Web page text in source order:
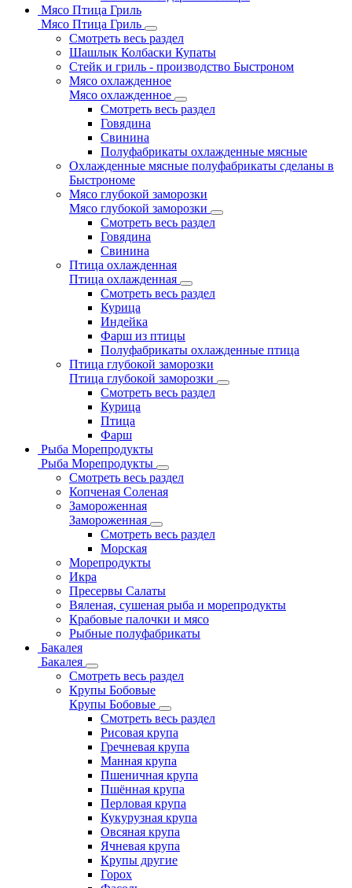
Мясо Птица Гриль
Мясо Птица Гриль
Смотреть весь раздел
Шашлык Колбаски Купаты
Стейк и гриль - производство Быстроном
Мясо охлажденное
Мясо охлажденное
Смотреть весь раздел
Говядина
Свинина
Полуфабрикаты охлажденные мясные
Охлажденные мясные полуфабрикаты сделаны в
Быстрономе
Мясо глубокой заморозки
Мясо глубокой заморозки
Смотреть весь раздел
Говядина
Свинина
Птица охлажденная
Птица охлажденная
Смотреть весь раздел
Курица
Индейка
Фарш из птицы
Полуфабрикаты охлажденные птица
Птица глубокой заморозки
Птица глубокой заморозки
Смотреть весь раздел
Курица
Птица
Фарш
Рыба Морепродукты
Рыба Морепродукты
Смотреть весь раздел
Копченая Соленая
Замороженная
Замороженная
Смотреть весь раздел
Морская
Морепродукты
Икра
Пресервы Салаты
Вяленая, сушеная рыба и морепродукты
Крабовые палочки и мясо
Рыбные полуфабрикаты
Бакалея
Бакалея
Смотреть весь раздел
Крупы Бобовые
Крупы Бобовые
Смотреть весь раздел
Рисовая крупа
Гречневая крупа
Манная крупа
Пшеничная крупа
Пшённая крупа
Перловая крупа
Кукурузная крупа
Овсяная крупа
Ячневая крупа
Крупы другие
Горох